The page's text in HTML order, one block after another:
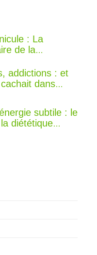
: La
de la
addictions : et
dans
subtile : le
diététique